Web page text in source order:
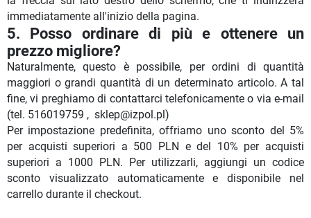
immediatamente all'inizio della pagina.
5.
Posso ordinare di più e ottenere un
prezzo migliore?
Naturalmente, questo è possibile, per ordini di quantità
maggiori o grandi quantità di un determinato articolo. A tal
fine, vi preghiamo di contattarci telefonicamente o via e-mail
(tel. 516019759 , sklep@izpol.pl)
Per impostazione predefinita, offriamo uno sconto del 5%
per acquisti superiori a 500 PLN e del 10% per acquisti
superiori a 1000 PLN. Per utilizzarli, aggiungi un codice
sconto visualizzato automaticamente e disponibile nel
carrello durante il checkout.